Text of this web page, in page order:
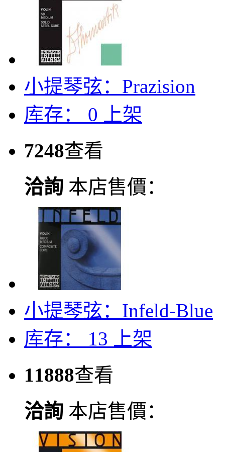
小提琴弦：Prazision
库存： 0
上架
7248查看
洽詢 本店售價：
小提琴弦：Infeld-Blue
库存： 13
上架
11888查看
洽詢 本店售價：